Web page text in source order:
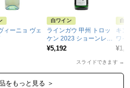
ィーニョ ヴェ
白ワイン
ラインガウ 甲州 トロッ
ケン 2023 ショーンレー
バー ブリュームライン
¥5,192
白
キン
ワイ
スライドできます →
をもっと見る ＞